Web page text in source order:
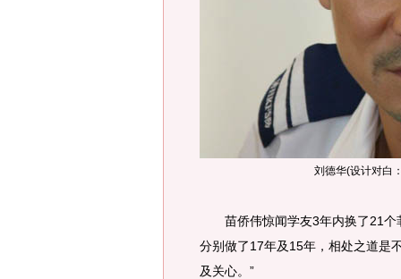
刘德华(设计对白
苗侨伟惊闻学友3年内换了21个
分别做了17年及15年，相处之道是
及关心。”